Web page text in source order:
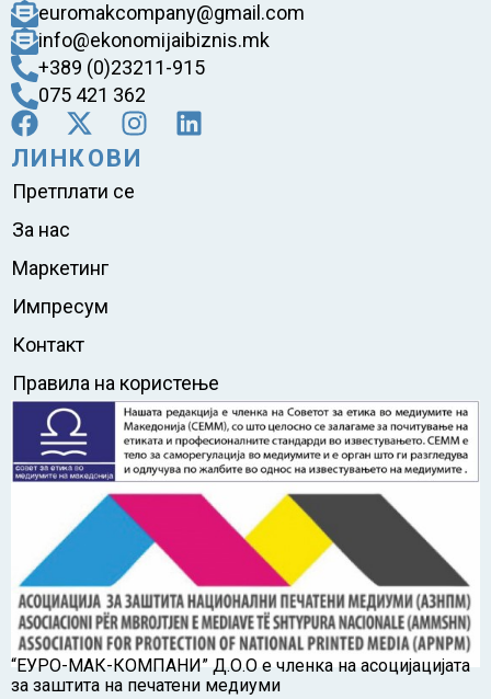
euromakcompany@gmail.com
info@ekonomijaibiznis.mk
+389 (0)23211-915
075 421 362
ЛИНКОВИ
Претплати се
За нас
Маркетинг
Импресум
Контакт
Правила на користење
“ЕУРО-МАК-КОМПАНИ” Д.О.О е членка на асоцијацијата
за заштита на печатени медиуми